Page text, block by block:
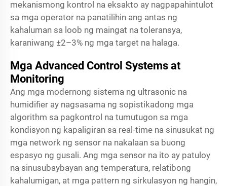
mekanismong kontrol na eksakto ay nagpapahintulot
sa mga operator na panatilihin ang antas ng
kahaluman sa loob ng maingat na toleransya,
karaniwang ±2–3% ng mga target na halaga.
Mga Advanced Control Systems at
Monitoring
Ang mga modernong sistema ng ultrasonic na
humidifier ay nagsasama ng sopistikadong mga
algorithm sa pagkontrol na tumutugon sa mga
kondisyon ng kapaligiran sa real-time na sinusukat ng
mga network ng sensor na nakalaan sa buong
espasyo ng gusali. Ang mga sensor na ito ay patuloy
na sinusubaybayan ang temperatura, relatibong
kahalumigan, at mga pattern ng sirkulasyon ng hangin,